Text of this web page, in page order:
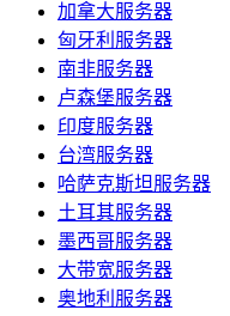
加拿大服务器
匈牙利服务器
南非服务器
卢森堡服务器
印度服务器
台湾服务器
哈萨克斯坦服务器
土耳其服务器
墨西哥服务器
大带宽服务器
奥地利服务器